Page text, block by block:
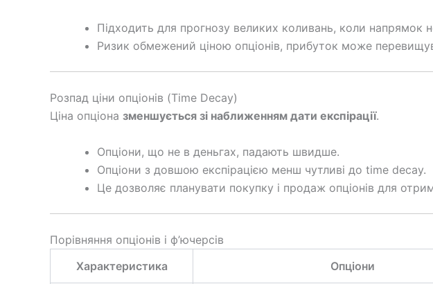
Підходить для прогнозу великих коливань, коли напрямок
Ризик обмежений ціною опціонів, прибуток може
Розпад ціни опціонів (Time Decay)
Ціна опціона зменшується зі наближенням дати експірації.
Опціони, що не в деньгах, падають швидше.
Опціони з довшою експірацією менш чутливі до time decay.
Це дозволяє планувати покупку і продаж опціонів для
Порівняння опціонів і ф’ючерсів
Характеристика
Опціони